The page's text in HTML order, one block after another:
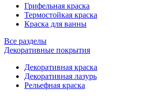
Грифельная краска
Термостойкая краска
Краска для ванны
Все разделы
Декоративные покрытия
Декоративная краска
Декоративная лазурь
Рельефная краска